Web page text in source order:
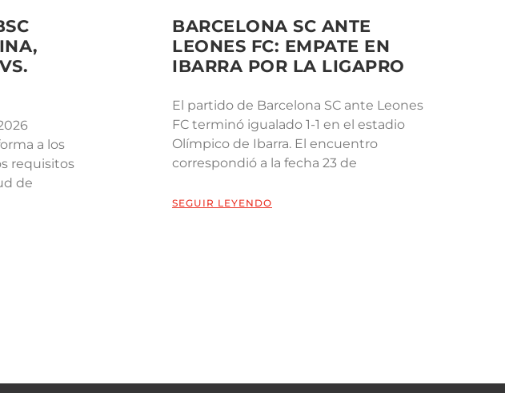
a los
requisitos
de
BARCELONA SC ANTE
LEONES FC: EMPATE EN
IBARRA POR LA LIGAPRO
El partido de Barcelona SC ante Leones
FC terminó igualado 1-1 en el estadio
Olímpico de Ibarra. El encuentro
correspondió a la fecha 23 de
SEGUIR LEYENDO